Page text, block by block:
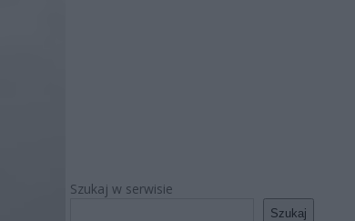
Szukaj w serwisie
Szukaj